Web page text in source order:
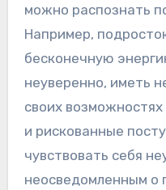
можно распознать
Например,
бесконечную
неуверенно, иметь
своих
и рискованные
чувствовать себя
неосведомленным о